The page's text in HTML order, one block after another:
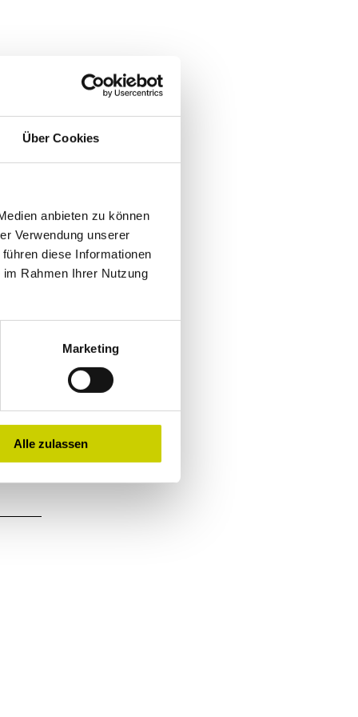
Über Cookies
anbieten zu können
Verwendung unserer
diese Informationen
Rahmen Ihrer Nutzung
Marketing
Alle zulassen